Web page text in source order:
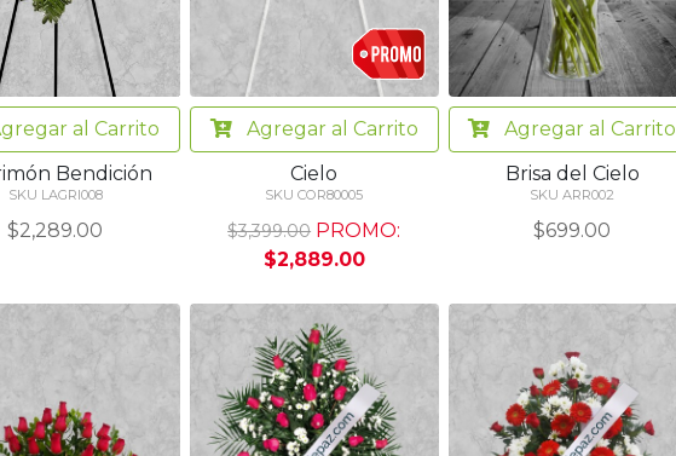
al Carrito
Bendición
SKU LAGRI008
$2,289.00
Agregar al Carrito
Cielo
SKU COR80005
$3,399.00 PROMO:
$2,889.00
Agregaral Carrito
Brisa del Cielo
SKU ARR002
$699.00